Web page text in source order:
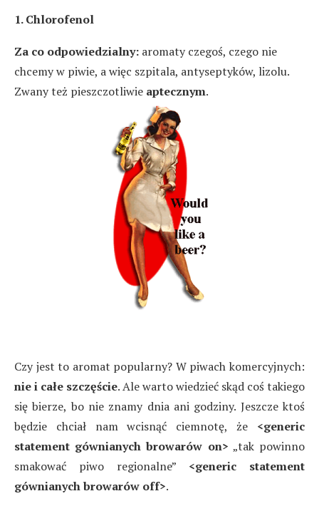
1. Chlorofenol
Za co odpowiedzialny: aromaty czegoś, czego nie
chcemy w piwie, a więc szpitala, antyseptyków, lizolu.
Zwany też pieszczotliwie aptecznym.
Czy jest to aromat popularny? W piwach komercyjnych:
nie i całe szczęście. Ale warto wiedzieć skąd coś takiego
się bierze, bo nie znamy dnia ani godziny. Jeszcze ktoś
będzie chciał nam wcisnąć ciemnotę, że <generic
statement gównianych browarów on> „tak powinno
smakować piwo regionalne” <generic statement
gównianych browarów off>.